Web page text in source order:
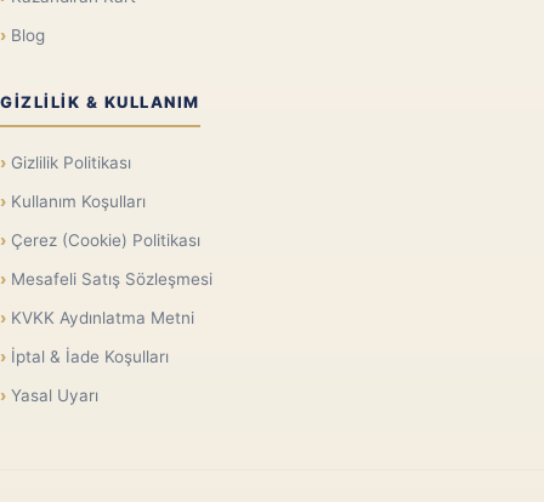
Blog
GIZLILIK & KULLANIM
Gizlilik Politikası
Kullanım Koşulları
Çerez (Cookie) Politikası
Mesafeli Satış Sözleşmesi
KVKK Aydınlatma Metni
İptal & İade Koşulları
Yasal Uyarı